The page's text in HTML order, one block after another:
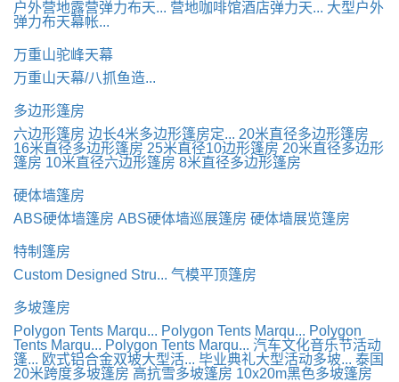
户外营地露营弹力布天... 营地咖啡馆酒店弹力天... 大型户外
弹力布天幕帐...
万重山驼峰天幕
万重山天幕/八抓鱼造...
多边形篷房
六边形篷房 边长4米多边形篷房定... 20米直径多边形篷房
16米直径多边形篷房 25米直径10边形篷房 20米直径多边形
篷房 10米直径六边形篷房 8米直径多边形篷房
硬体墙篷房
ABS硬体墙篷房 ABS硬体墙巡展篷房 硬体墙展览篷房
特制篷房
Custom Designed Stru... 气模平顶篷房
多坡篷房
Polygon Tents Marqu... Polygon Tents Marqu... Polygon
Tents Marqu... Polygon Tents Marqu... 汽车文化音乐节活动
篷... 欧式铝合金双坡大型活... 毕业典礼大型活动多坡... 泰国
20米跨度多坡篷房 高抗雪多坡篷房 10x20m黑色多坡篷房